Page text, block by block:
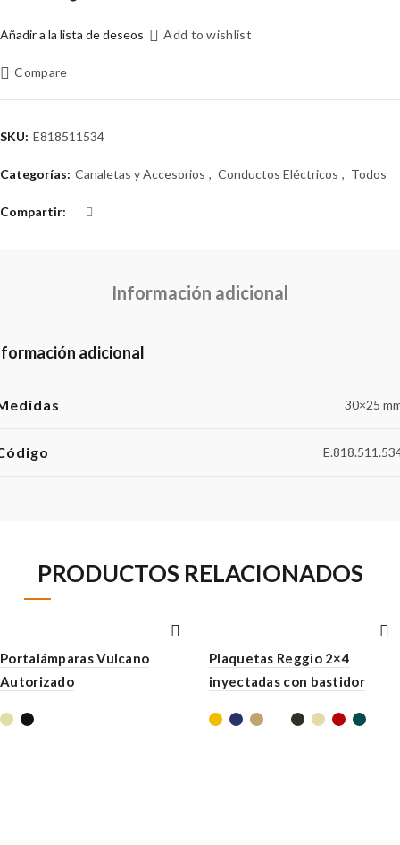
Añadir a la lista de deseos Add to wishlist
Compare
SKU: E818511534
Categorías: Canaletas y Accesorios , Conductos Eléctricos , Todos
Compartir
Información adicional
adicional
30×25
PRODUCTOS RELACIONADOS
Portalámparas Vulcano
Autorizado
Plaquetas Reggio 2×4
inyectadas con bastidor